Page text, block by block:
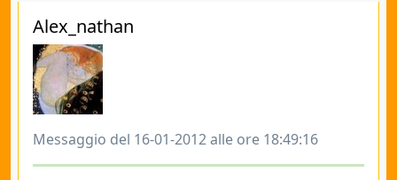
Alex_nathan
Messaggio del 16-01-2012 alle ore 18:49:16